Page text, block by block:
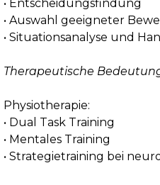
• Entscheidungsfindung
• Auswahl geeigneter
• Situationsanalyse und
Therapeutische
Physiotherapie:
• Dual Task Training
• Mentales Training
• Strategietraining bei